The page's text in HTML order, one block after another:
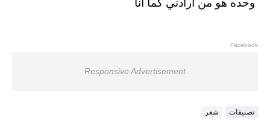
وحده هو من ارادني كما انا
Facebook
Responsive Advertisement
تصنيفات شعر